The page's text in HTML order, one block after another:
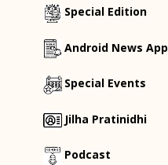
Special Edition
Android News App
Special Events
Jilha Pratinidhi
Podcast